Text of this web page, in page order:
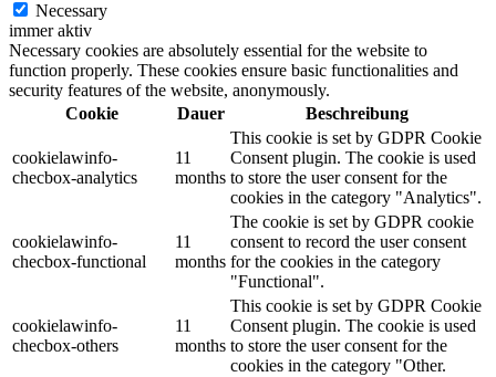
Necessary
immer aktiv
Necessary cookies are absolutely essential for the website to
function properly. These cookies ensure basic functionalities and
security features of the website, anonymously.
Cookie
Dauer Beschreibung
cookielawinfo-
checbox-analytics
11
months
This cookie is set by GDPR Cookie
Consent plugin. The cookie is used
to store the user consent for the
cookies in the category "Analytics".
cookielawinfo-
checbox-functional
11
months
The cookie is set by GDPR cookie
consent to record the user consent
for the cookies in the category
"Functional".
cookielawinfo-
checbox-others
11
months
This cookie is set by GDPR Cookie
Consent plugin. The cookie is used
to store the user consent for the
cookies in the category "Other.